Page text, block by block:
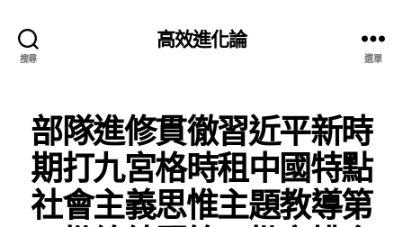
搜尋
高效進化論
選單
部隊進修貫徹習近平新時
期打九宮格時租中國特點
社會主義思惟主題教導第